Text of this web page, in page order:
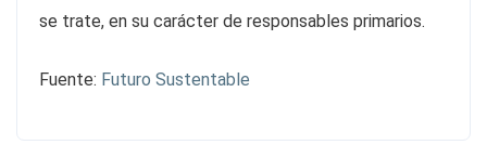
se trate, en su carácter de responsables primarios.
Fuente: Futuro Sustentable